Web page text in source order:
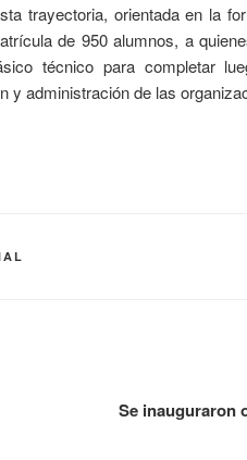
trayectoria, orientada en la
de 950 alumnos, a
técnico para completar
y administración de las
Se inauguraron